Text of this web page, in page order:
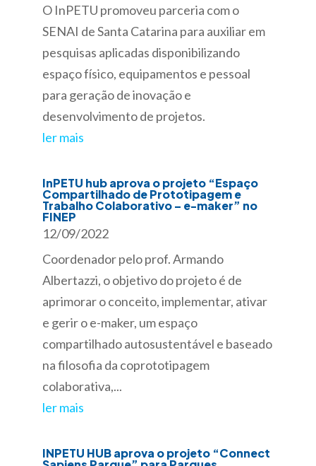
O InPETU promoveu parceria com o
SENAI de Santa Catarina para auxiliar em
pesquisas aplicadas disponibilizando
espaço físico, equipamentos e pessoal
para geração de inovação e
desenvolvimento de projetos.
ler mais
InPETU hub aprova o projeto “Espaço
Compartilhado de Prototipagem e
Trabalho Colaborativo – e-maker” no
FINEP
12/09/2022
Coordenador pelo prof. Armando
Albertazzi, o objetivo do projeto é de
aprimorar o conceito, implementar, ativar
e gerir o e-maker, um espaço
compartilhado autosustentável e baseado
na filosofia da coprototipagem
colaborativa,...
ler mais
INPETU HUB aprova o projeto “Connect